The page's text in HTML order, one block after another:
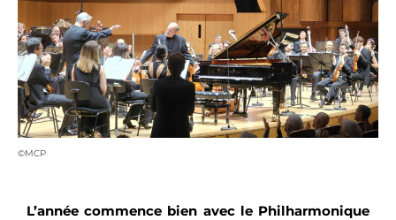
©MCP
L’année commence bien avec le Philharmonique